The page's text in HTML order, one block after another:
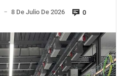
— 8 De Julio De 2026 0